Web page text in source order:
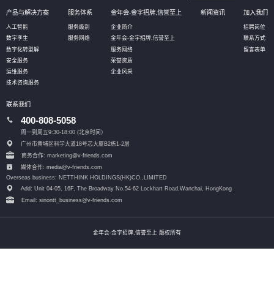
产品与解决方案
人工智能
数字孪生
数字化转型解
安全服务
运维服务
技术咨询服务
服务体系
服务级别
服务网络
金年会-金字招牌,信誉至上
企业简介
金年会-金字招牌,信誉至上
服务网络
荣誉资质
企业风采
新闻资讯 加入我们
招聘岗位
联系方式
留言表单
联系我们
400-808-5058
周一到周五9:30-18:00 (北京时间）
广州市黄埔区科学大道18号芯大厦B2栋1-2层
商务合作: marketing@v-friends.com
媒体合作: media@v-friends.com
Overseas business: NETTHINK HOLDINGS(HK)CO.,LIMITED
Add: Unit 04-05, 16F, The Broadway No.54-62 Lockhart Road, Wanchai, HongKong
Email: sinontt_business@v-friends.com
金年会-金字招牌,信誉至上 版权所有